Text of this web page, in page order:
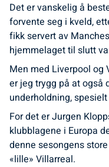
Det er vanskelig å
forvente seg i kveld,
fikk servert av
hjemmelaget til slutt
Men med Liverpool og
er jeg trygg på at også
underholdning,
For det er Jurgen
klubblagene i Europa
denne sesongens
«lille» Villarreal.